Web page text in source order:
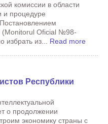
комиссии в области
и процедуре
(Monitorul Oficial №98-
избрать из... Read more
Республики
о продолжении
экономику страны с